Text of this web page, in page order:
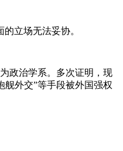
立场无法妥协。
政治学系。多次证明，现
舰外交”等手段被外国强权